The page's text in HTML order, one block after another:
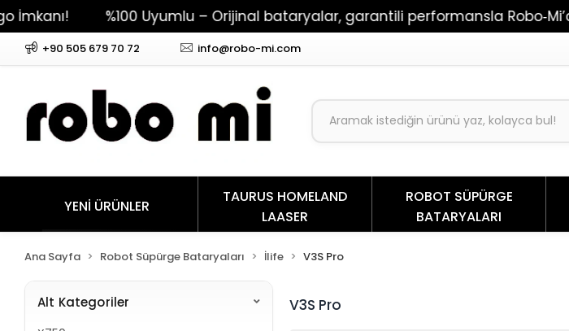
%100 Uyumlu – Orijinal bataryalar, garantili performansla Robo‑Mi’de!
+90 505 679 70 72 info@robo-mi.com
YENİ ÜRÜNLER
TAURUS HOMELAND
LAASER
ROBOT SÜPÜRGE
BATARYALARI
Ana Sayfa Robot Süpürge Bataryaları İlife V3S Pro
Alt Kategoriler V3S Pro